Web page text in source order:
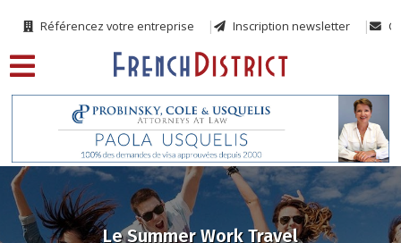
Référencez votre entreprise Inscription newsletter
Le Summer Work Travel